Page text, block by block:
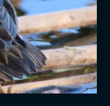
Artrópodes
Aracnídeos
Crustáceos
Diplópodes
Cnidários
Cordados
Anfíbios
Equinodermes
Angiospérmicas
Briófitas
Gimnospérmicas
Pteridófitas
Fungos
Ascomicetes
Basidiomicetes
Anelídeos
Artrópodes
Braquiópodes
Cnidários
Plantas
Gimnospérmicas
Pteridófitas
Chromista
Naturae digital